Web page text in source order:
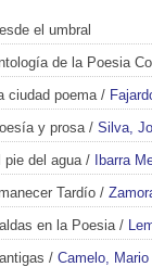
el umbral
de la Poesia
ciudad poema/
y prosa/ Silva,
pie del agua/
Ibarra
Tardío /
en la Poesia/
/ Camelo, Mario